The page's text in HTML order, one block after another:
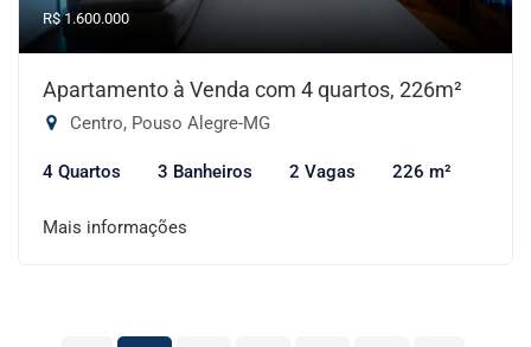
R$ 1.600.000
Apartamento à Venda com 4 quartos, 226m²
Centro, Pouso Alegre-MG
4 Quartos 3 Banheiros 2 Vagas 226 m²
Mais informações